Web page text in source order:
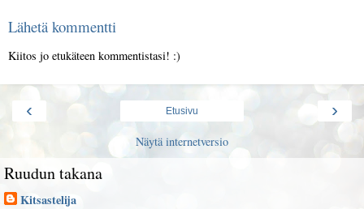
Lähetä kommentti
Kiitos jo etukäteen kommentistasi! :)
‹ ›
Etusivu
Näytä internetversio
Ruudun takana
Kitsastelija